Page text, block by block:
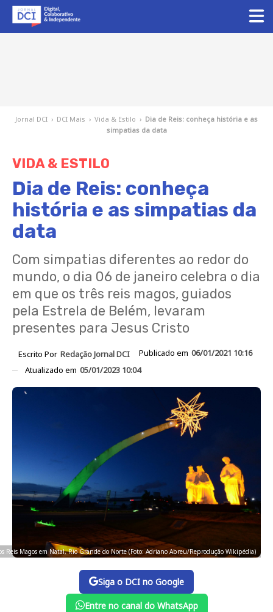
Jornal DCI › DCI Mais › Vida & Estilo › Dia de Reis: conheça história e as
simpatias da data
VIDA & ESTILO
Dia de Reis: conheça
história e as simpatias da
data
Com simpatias diferentes ao redor do
mundo, o dia 06 de janeiro celebra o dia
em que os três reis magos, guiados
pela Estrela de Belém, levaram
presentes para Jesus Cristo
Escrito Por Redação Jornal DCI Publicado em 06/01/2021 10:16
Atualizado em 05/01/2023 10:04
Reis Magos em Natal, Rio Grande do Norte (Foto: Adriano Abreu/Reprodução Wikipédia)
Siga o DCI no Google
Entre no canal do WhatsApp